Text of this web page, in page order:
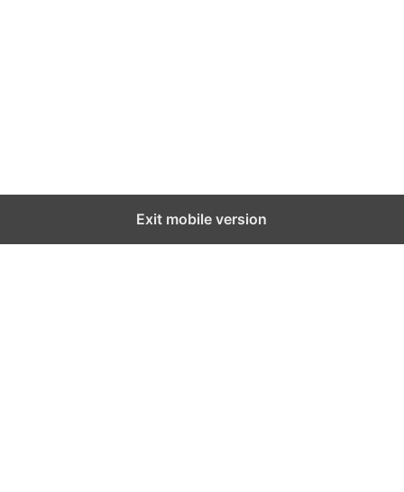
Exit mobile version